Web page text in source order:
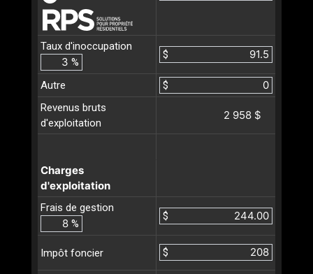
Taux d'inoccupation
%
$
Autre
$
Revenus bruts
d'exploitation
2 958 $
Charges
d'exploitation
Frais de gestion
%
$
Impôt foncier $